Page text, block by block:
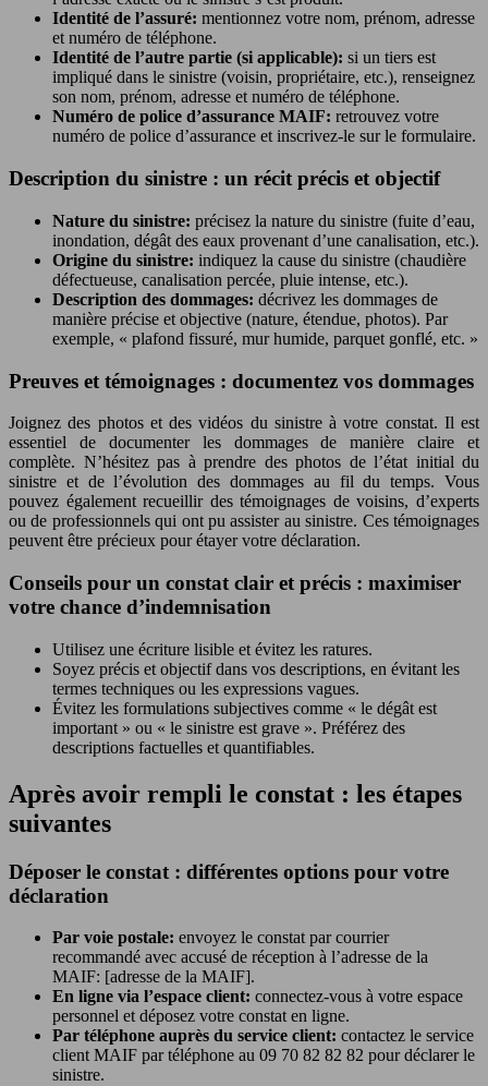
Identité de l’assuré: mentionnez votre nom, prénom, adresse
et numéro de téléphone.
Identité de l’autre partie (si applicable): si un tiers est
impliqué dans le sinistre (voisin, propriétaire, etc.), renseignez
son nom, prénom, adresse et numéro de téléphone.
Numéro de police d’assurance MAIF: retrouvez votre
numéro de police d’assurance et inscrivez-le sur le formulaire.
Description du sinistre : un récit précis et objectif
Nature du sinistre: précisez la nature du sinistre (fuite d’eau,
inondation, dégât des eaux provenant d’une canalisation, etc.).
Origine du sinistre: indiquez la cause du sinistre (chaudière
défectueuse, canalisation percée, pluie intense, etc.).
Description des dommages: décrivez les dommages de
manière précise et objective (nature, étendue, photos). Par
exemple, « plafond fissuré, mur humide, parquet gonflé, etc. »
Preuves et témoignages : documentez vos dommages
Joignez des photos et des vidéos du sinistre à votre constat. Il est
essentiel de documenter les dommages de manière claire et
complète. N’hésitez pas à prendre des photos de l’état initial du
sinistre et de l’évolution des dommages au fil du temps. Vous
pouvez également recueillir des témoignages de voisins, d’experts
ou de professionnels qui ont pu assister au sinistre. Ces témoignages
peuvent être précieux pour étayer votre déclaration.
Conseils pour un constat clair et précis : maximiser
votre chance d’indemnisation
Utilisez une écriture lisible et évitez les ratures.
Soyez précis et objectif dans vos descriptions, en évitant les
termes techniques ou les expressions vagues.
Évitez les formulations subjectives comme « le dégât est
important » ou « le sinistre est grave ». Préférez des
descriptions factuelles et quantifiables.
Après avoir rempli le constat : les étapes
suivantes
Déposer le constat : différentes options pour votre
déclaration
Par voie postale: envoyez le constat par courrier
recommandé avec accusé de réception à l’adresse de la
MAIF: [adresse de la MAIF].
En ligne via l’espace client: connectez-vous à votre espace
personnel et déposez votre constat en ligne.
Par téléphone auprès du service client: contactez le service
client MAIF par téléphone au 09 70 82 82 82 pour déclarer le
sinistre.